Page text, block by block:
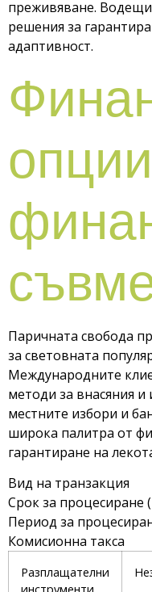
преживяване.
решения за
адаптивност.
Паричната свобода
за световната
Международните
методи за внасяния
местните избори и
широка палитра от
гарантиране на
Вид на транзакция
Срок за процесиране
Период за
Комисионна такса
Разплащателни